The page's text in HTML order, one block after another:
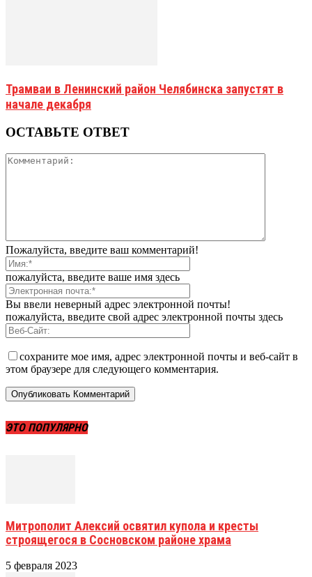
Трамваи в Ленинский район Челябинска запустят в
начале декабря
ОСТАВЬТЕ ОТВЕТ
Пожалуйста, введите ваш комментарий!
пожалуйста, введите ваше имя здесь
Вы ввели неверный адрес электронной почты!
пожалуйста, введите свой адрес электронной почты здесь
сохраните мое имя, адрес электронной почты и веб-сайт в
этом браузере для следующего комментария.
ЭТО ПОПУЛЯРНО
Митрополит Алексий освятил купола и кресты
строящегося в Сосновском районе храма
5 февраля 2023